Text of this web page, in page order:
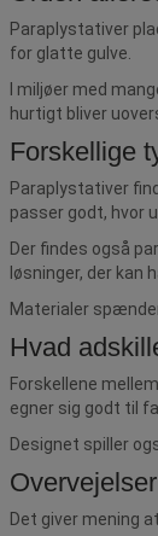
Paraplystativer
for glatte gulve.
I miljøer med
hurtigt bliver
Forskellige
Paraplystativer
passer godt, hvor
Der findes også
løsninger, der kan
Materialer
Hvad
Forskellene
egner sig godt til
Designet spiller
Det giver mening